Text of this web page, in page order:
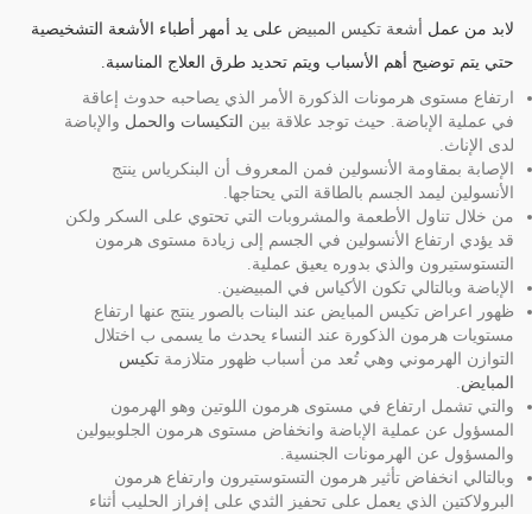
لابد من عمل أشعة تكيس المبيض على يد أمهر أطباء الأشعة التشخيصية
حتي يتم توضيح أهم الأسباب ويتم تحديد طرق العلاج المناسبة.
ارتفاع مستوى هرمونات الذكورة الأمر الذي يصاحبه حدوث إعاقة
في عملية الإباضة. حيث توجد علاقة بين التكيسات والحمل والإباضة
لدى الإناث.
الإصابة بمقاومة الأنسولين فمن المعروف أن البنكرياس ينتج
الأنسولين ليمد الجسم بالطاقة التي يحتاجها.
من خلال تناول الأطعمة والمشروبات التي تحتوي على السكر ولكن
قد يؤدي ارتفاع الأنسولين في الجسم إلى زيادة مستوى هرمون
التستوستيرون والذي بدوره يعيق عملية.
الإباضة وبالتالي تكون الأكياس في المبيضين.
ظهور اعراض تكيس المبايض عند البنات بالصور ينتج عنها ارتفاع
مستويات هرمون الذكورة عند النساء يحدث ما يسمى ب اختلال
التوازن الهرموني وهي تُعد من أسباب ظهور متلازمة تكيس
المبايض.
والتي تشمل ارتفاع في مستوى هرمون اللوتين وهو الهرمون
المسؤول عن عملية الإباضة وانخفاض مستوى هرمون الجلوبيولين
والمسؤول عن الهرمونات الجنسية.
وبالتالي انخفاض تأثير هرمون التستوستيرون وارتفاع هرمون
البرولاكتين الذي يعمل على تحفيز الثدي على إفراز الحليب أثناء